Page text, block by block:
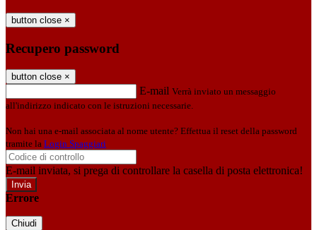
button close ×
Recupero password
button close ×
E-mail Verrà inviato un messaggio
all'indirizzo indicato con le istruzioni necessarie.
Non hai una e-mail associata al nome utente? Effettua il reset della password
tramite la Login Spaggiari
E-mail inviata, si prega di controllare la casella di posta elettronica!
Errore
Chiudi